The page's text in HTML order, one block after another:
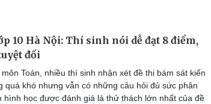
10 Hà Nội: Thí sinh nói dễ đạt 8 điểm,
đối
Toán, nhiều thí sinh nhận xét đề thi bám sát kiến
quá khó nhưng vẫn có những câu hỏi đủ sức phân
hình học được đánh giá là thử thách lớn nhất của đề